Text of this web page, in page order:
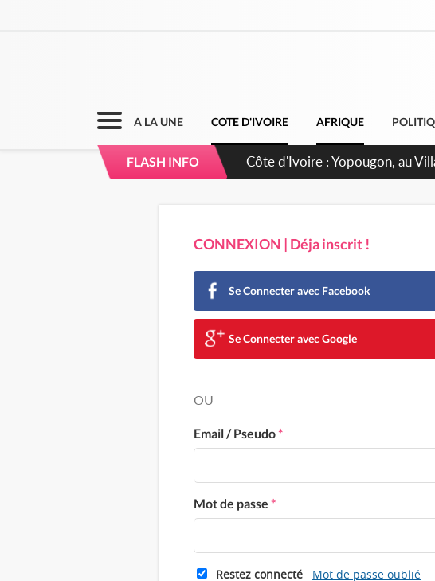
A LA UNE COTE D'IVOIRE AFRIQUE
FLASH INFO
Côte d'Ivoire : Yopougon, au
CONNEXION | Déja inscrit !
Se Connecter avec Facebook
Se Connecter avec Google
OU
Email / Pseudo*
Mot de passe *
Restez connecté Mot de passe oublié